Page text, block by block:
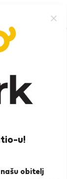
u!
obitelj